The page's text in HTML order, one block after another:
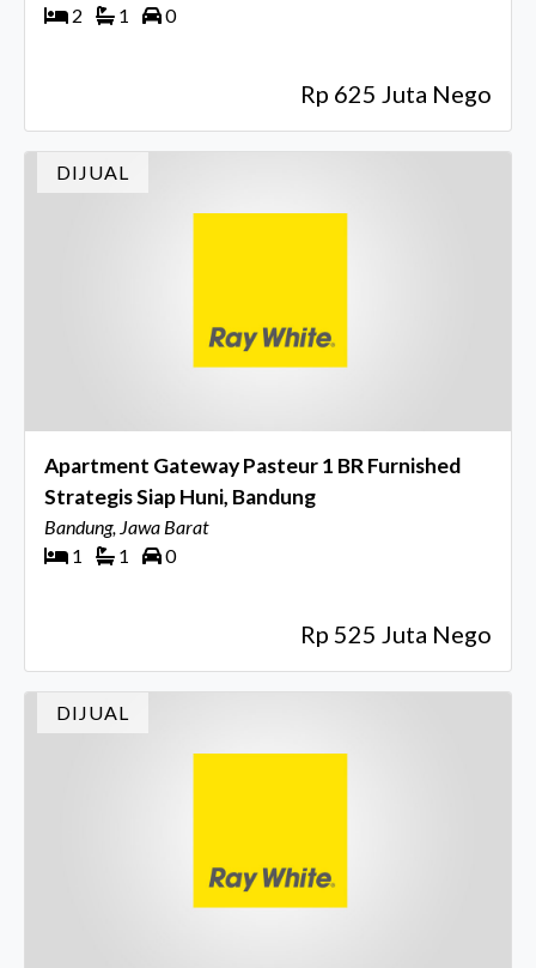
2 1 0
Rp 625 Juta Nego
DIJUAL
Apartment Gateway Pasteur 1 BR Furnished
Strategis Siap Huni, Bandung
Bandung, Jawa Barat
1
1 0
Rp 525 Juta Nego
DIJUAL